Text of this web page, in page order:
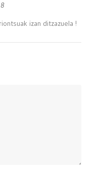
izan ditzazuela !